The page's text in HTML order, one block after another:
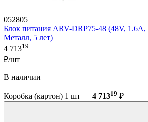
052805
Блок питания ARV-DRP75-48 (48V,
Металл, 5 лет)
4 71319
₽/шт
В наличии
Коробка (картон) 1 шт — 4 71319 ₽